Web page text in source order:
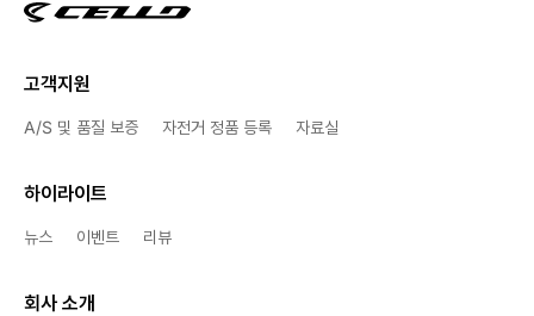
고객지원
A/S 및 품질 보증 자전거 정품 등록 자료실
하이라이트
뉴스 이벤트 리뷰
회사 소개